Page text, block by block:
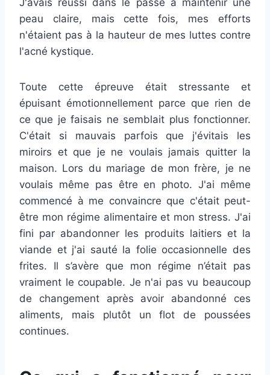
peau claire, mais cette fois, mes efforts
n'étaient pas à la hauteur de mes luttes contre
l'acné kystique.
Toute cette épreuve était stressante et
épuisant émotionnellement parce que rien de
ce que je faisais ne semblait plus fonctionner.
C'était si mauvais parfois que j'évitais les
miroirs et que je ne voulais jamais quitter la
maison. Lors du mariage de mon frère, je ne
voulais même pas être en photo. J'ai même
commencé à me convaincre que c'était peut-
être mon régime alimentaire et mon stress. J'ai
fini par abandonner les produits laitiers et la
viande et j'ai sauté la folie occasionnelle des
frites. Il s’avère que mon régime n’était pas
vraiment le coupable. Je n'ai pas vu beaucoup
de changement après avoir abandonné ces
aliments, mais plutôt un flot de poussées
continues.